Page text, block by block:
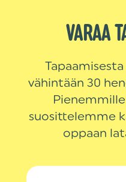
VARAA
vähintään 30
suosittelemme
oppaan